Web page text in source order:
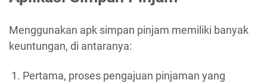
Menggunakan apk simpan pinjam memiliki banyak
keuntungan, di antaranya:
Pertama, proses pengajuan pinjaman yang